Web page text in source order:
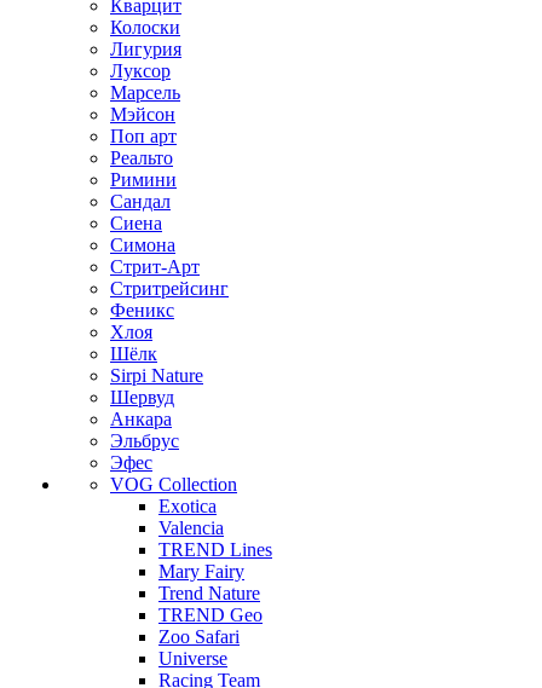
Кварцит
Колоски
Лигурия
Луксор
Марсель
Мэйсон
Поп арт
Реальто
Римини
Сандал
Сиена
Симона
Стрит-Арт
Стритрейсинг
Феникс
Хлоя
Шёлк
Sirpi Nature
Шервуд
Анкара
Эльбрус
Эфес
VOG Collection
Exotica
Valencia
TREND Lines
Mary Fairy
Trend Nature
TREND Geo
Zoo Safari
Universe
Racing Team